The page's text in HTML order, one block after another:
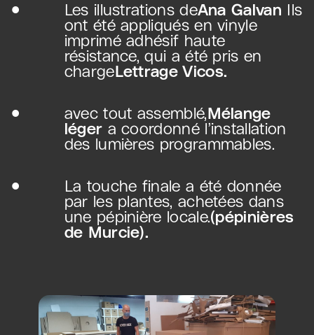
Les illustrations deAna Galvan Ils
ont été appliqués en vinyle
imprimé adhésif haute
résistance, qui a été pris en
chargeLettrage Vicos.
avec tout assemblé,Mélange
léger a coordonné l’installation
des lumières programmables.
La touche finale a été donnée
par les plantes, achetées dans
une pépinière locale.(pépinières
de Murcie).